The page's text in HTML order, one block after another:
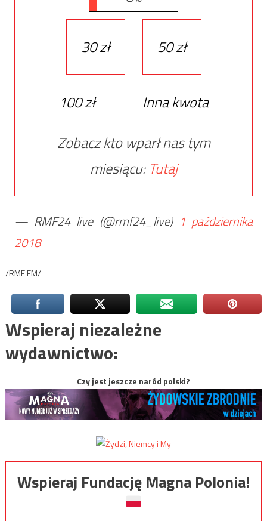
30 zł 50 zł
100 zł
Inna kwota
Zobacz kto wparł nas tym
miesiącu: Tutaj
— RMF24 live (@rmf24_live) 1 października
2018
/RMF FM/
Wspieraj niezależne
wydawnictwo:
Czy jest jeszcze naród polski?
Wspieraj Fundację Magna Polonia!